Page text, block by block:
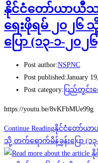
နိုင်ငံတော်ယာယီသ
ရေးဖိုရမ် ၂၀၂၆
ပြော (၁၃-၁-၂၀၂
Post author:NSPNC
Post published:January
Post category: ပြည်တွင်းရ
https://youtu.be/8vKFbMUe99g
Continue Readingနိုင်ငံတော်ယာ
သို့ တက်ရောက်မိန့်ခွန်းပြော (၁၃